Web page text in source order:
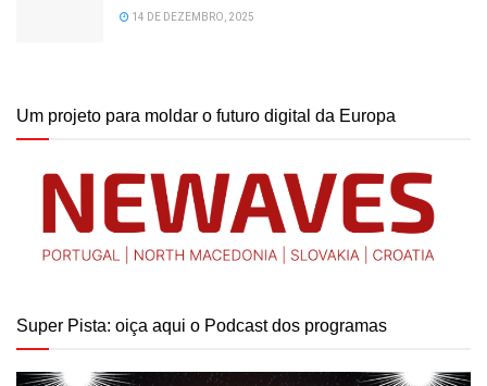
14 DE DEZEMBRO, 2025
Um projeto para moldar o futuro digital da Europa
Super Pista: oiça aqui o Podcast dos programas